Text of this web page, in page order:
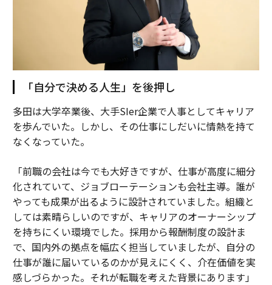
「自分で決める人生」を後押し
多田は大学卒業後、大手SIer企業で人事としてキャリア
を歩んでいた。しかし、その仕事にしだいに情熱を持て
なくなっていた。
「前職の会社は今でも大好きですが、仕事が高度に細分
化されていて、ジョブローテーションも会社主導。誰が
やっても成果が出るように設計されていました。組織と
しては素晴らしいのですが、キャリアのオーナーシップ
を持ちにくい環境でした。採用から報酬制度の設計ま
で、国内外の拠点を幅広く担当していましたが、自分の
仕事が誰に届いているのかが見えにくく、介在価値を実
感しづらかった。それが転職を考えた背景にあります」